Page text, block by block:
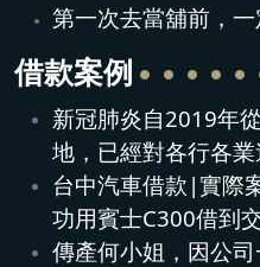
第一次去當舖前，
借款案例
新冠肺炎自2019年
地，已經對各行各
台中汽車借款|實際
功用賓士C300借到
傳產何小姐，因公